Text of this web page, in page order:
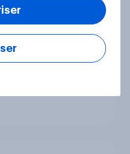
raised